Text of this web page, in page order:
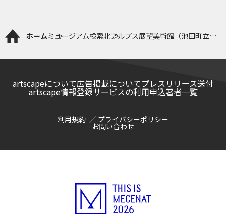
ホームミュージアム検索北アルプス展望美術館（池田町立美
artscapeについて広告掲載についてプレスリリース送付
artscape情報登録サービスの利用申込著者一覧
利用規約 プライバシーポリシー
お問い合わせ